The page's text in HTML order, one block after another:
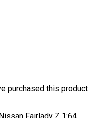
purchased this product